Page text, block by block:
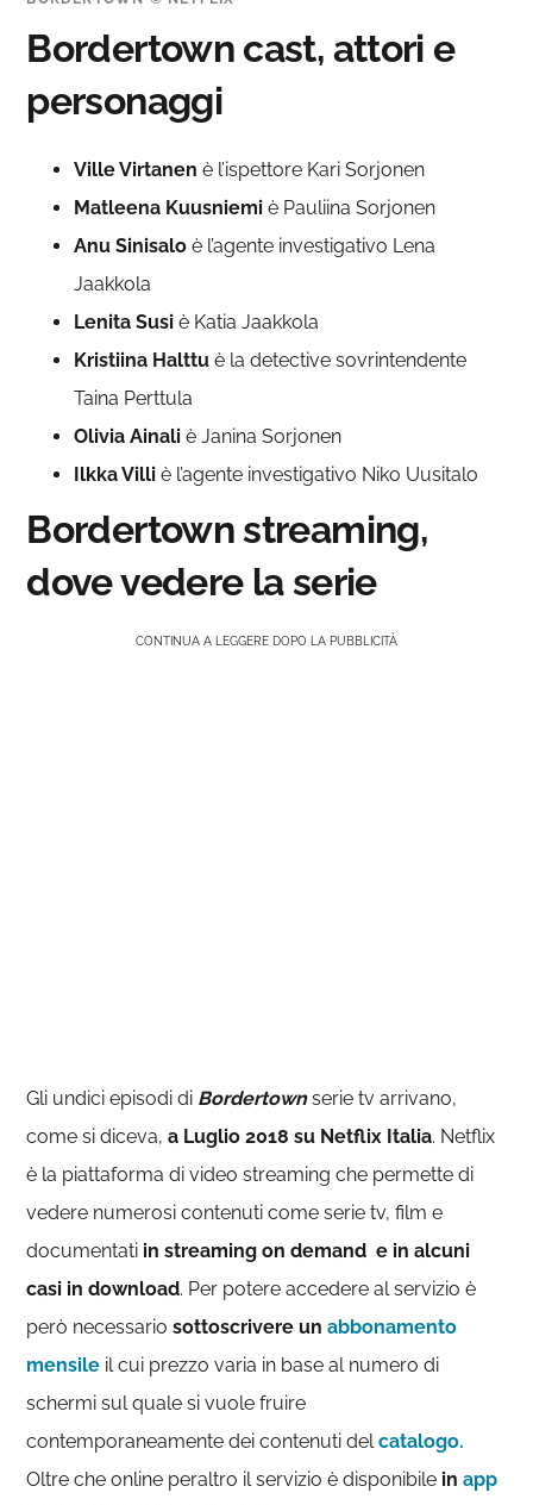
Bordertown cast, attori e
personaggi
Ville Virtanen è l’ispettore Kari Sorjonen
Matleena Kuusniemi è Pauliina Sorjonen
Anu Sinisalo è l’agente investigativo Lena
Jaakkola
Lenita Susi è Katia Jaakkola
Kristiina Halttu è la detective sovrintendente
Taina Perttula
Olivia Ainaliè Janina Sorjonen
Ilkka Villi è l’agente investigativo Niko Uusitalo
Bordertown streaming,
dove vedere la serie
CONTINUA A LEGGERE DOPO LA PUBBLICITÀ
Gli undici episodi di Bordertown serie tv arrivano,
come si diceva,a Luglio 2018 su Netflix Italia. Netflix
è la piattaforma di video streaming che permette di
vedere numerosi contenuti come serie tv, film e
documentati in streaming on demand e in alcuni
casi in download. Per potere accedere al servizio è
però necessariosottoscrivere unabbonamento
mensile il cui prezzo varia in base al numero di
schermi sul quale si vuole fruire
contemporaneamente dei contenuti delcatalogo.
Oltre che online peraltro il servizio è disponibile inapp